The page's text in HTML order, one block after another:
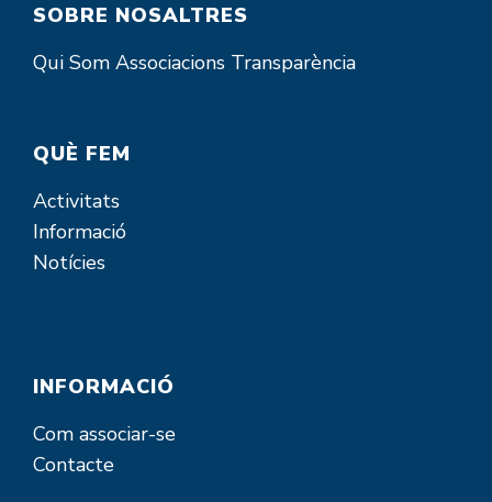
SOBRE NOSALTRES
Qui Som Associacions Transparència
QUÈ FEM
Activitats
Informació
Notícies
INFORMACIÓ
Com associar-se
Contacte